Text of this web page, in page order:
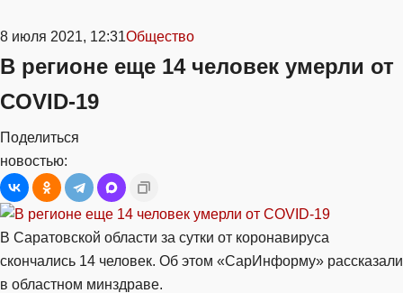
8 июля 2021, 12:31Общество
В регионе еще 14 человек умерли от
COVID-19
Поделиться
новостью:
В Саратовской области за сутки от коронавируса
скончались 14 человек. Об этом «СарИнформу» рассказали
в областном минздраве.